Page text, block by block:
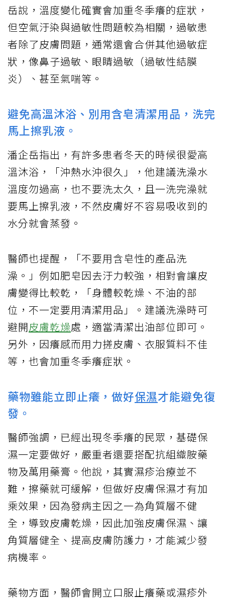
岳說，溫度變化確實會加重冬季癢的症狀，
但空氣汙染與過敏性問題較為相關，過敏患
者除了皮膚問題，通常還會合併其他過敏症
狀，像鼻子過敏、眼睛過敏（過敏性結膜
炎）、甚至氣喘等。
避免高溫沐浴、別用含皂清潔用品，洗完
馬上擦乳液。
潘企岳指出，有許多患者冬天的時候很愛高
溫沐浴，「沖熱水沖很久」，他建議洗澡水
溫度勿過高，也不要洗太久，且一洗完澡就
要馬上擦乳液，不然皮膚好不容易吸收到的
水分就會蒸發。
醫師也提醒，「不要用含皂性的產品洗
澡。」例如肥皂因去汙力較強，相對會讓皮
膚變得比較乾，「身體較乾燥、不油的部
位，不一定要用清潔用品」。建議洗澡時可
避開皮膚乾燥處，適當清潔出油部位即可。
另外，因癢感而用力搓皮膚、衣服質料不佳
等，也會加重冬季癢症狀。
藥物雖能立即止癢，做好保濕才能避免復
發。
醫師強調，已經出現冬季癢的民眾，基礎保
濕一定要做好，嚴重者還要搭配抗組織胺藥
物及萬用藥膏。他說，其實濕疹治療並不
難，擦藥就可緩解，但做好皮膚保濕才有加
乘效果，因為發病主因之一為角質層不健
全，導致皮膚乾燥，因此加強皮膚保濕、讓
角質層健全、提高皮膚防護力，才能減少發
病機率。
藥物方面，醫師會開立口服止癢藥或濕疹外